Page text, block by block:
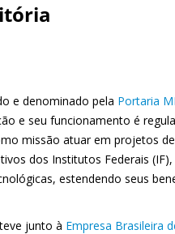
e denominado pela Portaria
e seu funcionamento é
missão atuar em projetos
dos Institutos Federais
estendendo seus
junto à Empresa Brasileira